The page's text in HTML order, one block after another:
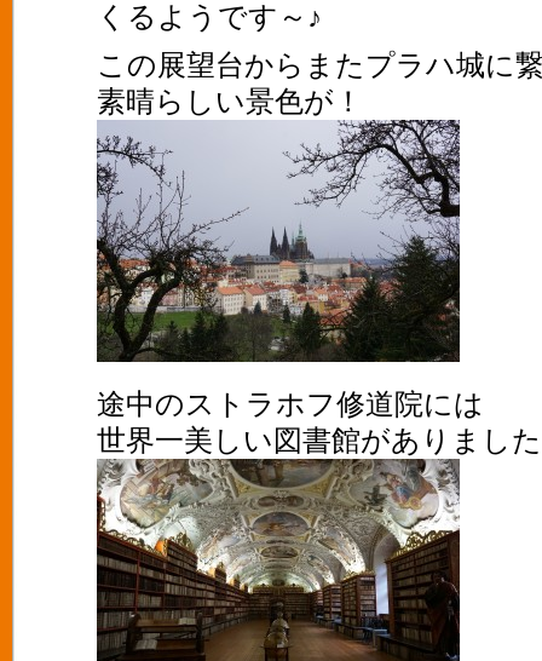
くるようです～♪
この展望台からまたプラハ城に
素晴らしい景色が！
途中のストラホフ修道院には
世界一美しい図書館がありまし